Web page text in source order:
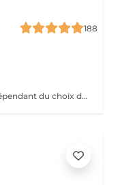
188
Info : Le prix final peut aller de 29 à 38 dépendant du choix de shampoing, gel et lotion.